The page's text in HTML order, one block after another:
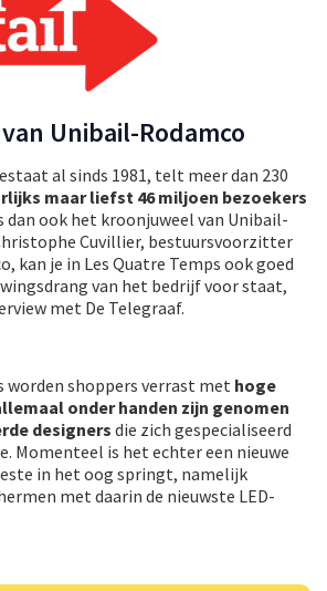
Unibail-Rodamco
al sinds 1981, telt meer dan 230
maar liefst 46 miljoen bezoekers
dan ook het kroonjuweel van Unibail-
Cuvillier, bestuursvoorzitter
kan je in Les Quatre Temps ook goed
van het bedrijf voor staat,
met De Telegraaf.
worden shoppers verrast met hoge
onder handen zijn genomen
designers die zich gespecialiseerd
Momenteel is het echter een nieuwe
in het oog springt, namelijk
met daarin de nieuwste LED-